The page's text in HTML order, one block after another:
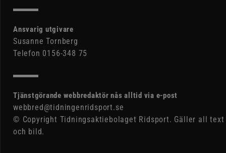
Ansvarig utgivare
Susanne Tornberg
Telefon 0156-348 75
Tjänstgörande webbredaktör nås alltid via e-post
webbred@tidningenridsport.se
© Copyright Tidningsaktiebolaget Ridsport. Gäller all text
och bild.